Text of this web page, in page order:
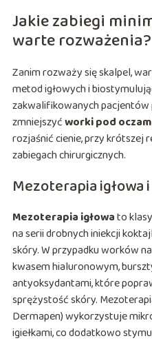
Jakie zabiegi
warte rozważenia?
Zanim rozważy się skalpel,
metod igłowych i
zakwalifikowanych
zmniejszyćworki pod
rozjaśnić cienie, przy krótszej
zabiegach chirurgicznych.
Mezoterapia igłowa
Mezoterapia igłowato
na serii drobnych iniekcji
skóry. W przypadku worków
kwasem hialuronowym,
antyoksydantami, które
sprężystość skóry.
Dermapen) wykorzystuje
igiełkami, co dodatkowo